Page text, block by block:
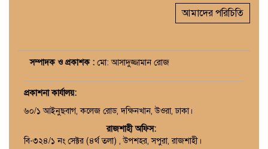
আমাদের পরিচিতি
সম্পাদক ও প্রকাশক : মো: আসাদুজ্জামান রোজ
প্রকাশনা কার্যালয়:
৬০/১ আইনুছবাগ, কলেজ রোড, দক্ষিনখান, উওরা, ঢাকা।
রাজশাহী অফিস:
বি-৩২৪/১ নং সেক্টর (৪র্থ তলা) , উপশহর, সপুরা, রাজশাহী।